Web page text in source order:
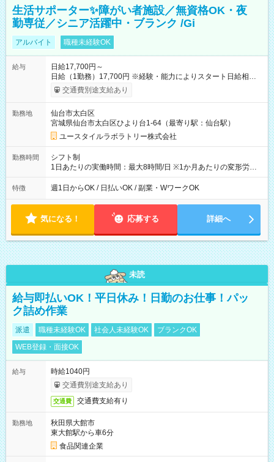
生活サポーター✨障がい者施設／無資格OK・夜
勤専従／シニア活躍中・ブランク /Gi
アルバイト 職種未経験OK
給与
日給17,700円～
日給（1勤務）17,700円 ※経験・能力によりスタート日給相談
可・昇給可 【試用期間】試用期間あり 試用期間の長さ：3ヶ月
雇用形態、給与は本採用時と同じです。
交通費別途支給あり
勤務地
仙台市太白区
宮城県仙台市太白区ひより台1-64（最寄り駅：仙台駅）
ユースタイルラボラトリー株式会社
勤務時間
シフト制
1日あたりの実働時間：最大8時間/日 ※1か月あたりの変形労働
制（週平均40時間以内） 夜勤：17:00-翌09:00（休憩2時間）
特徴 週1日からOK / 日払いOK / 副業・WワークOK
気になる！ 応募する 詳細へ
未読
給与即払いOK！平日休み！日勤のお仕事！パッ
ク詰め作業
派遣 職種未経験OK 社会人未経験OK
ブランクOK
WEB登録・面接OK
給与
時給1040円
交通費別途支給あり
交通費 交通費支給有り
勤務地
秋田県大館市
東大館駅から車6分
食品関連企業